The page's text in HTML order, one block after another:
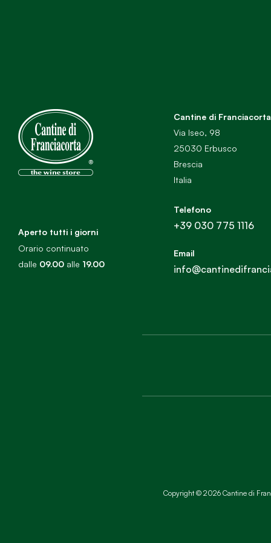
Aperto tutti i giorni
Orario continuato
dalle 09.00 alle 19.00
Cantine di Franciacorta
Via Iseo, 98
25030 Erbusco
Brescia
Italia
Telefono
+39 030 775 1116
Email
Copyright © 2026 Cantine di